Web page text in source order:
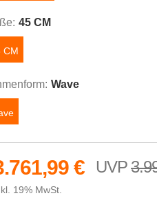
45 CM
CM
Wave
€
19% MwSt.